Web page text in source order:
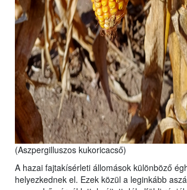
(Aszpergilluszos kukoricacső)
A hazai fajtakísérleti állomások különböző
helyezkednek el. Ezek közül a leginkább